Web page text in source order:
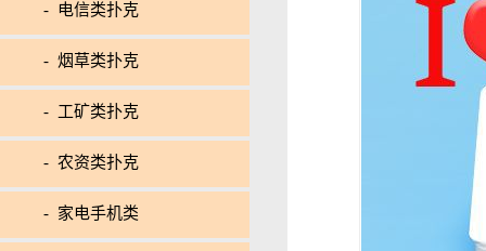
- 电信类扑克
- 烟草类扑克
- 工矿类扑克
- 农资类扑克
- 家电手机类